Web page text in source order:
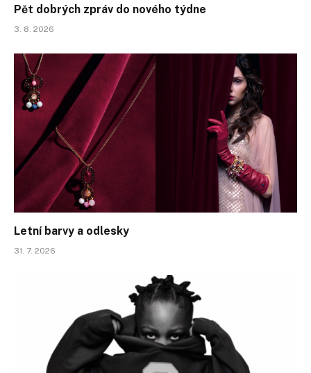
Pět dobrých zpráv do nového týdne
3. 8. 2026
Letní barvy a odlesky
31. 7. 2026